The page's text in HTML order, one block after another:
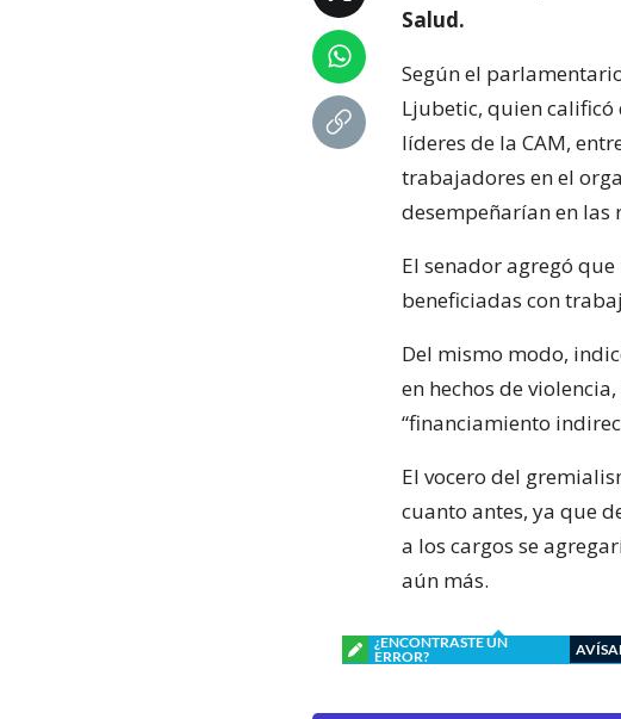
Salud.
Según el
Ljubetic, quien calificó
líderes de la CAM,
trabajadores en el
desempeñarían en las
El senador agregó
beneficiadas con
Del mismo modo,
en hechos de
“financiamiento
El vocero del
cuanto antes, ya que
a los cargos se
aún más.
¿ENCONTRASTE UN
ERROR?